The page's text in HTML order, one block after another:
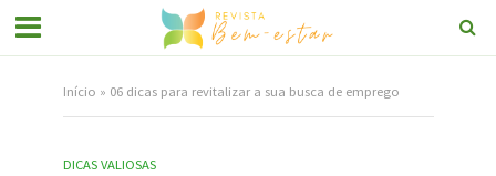
Início » 06 dicas para revitalizar a sua busca de emprego
DICAS VALIOSAS